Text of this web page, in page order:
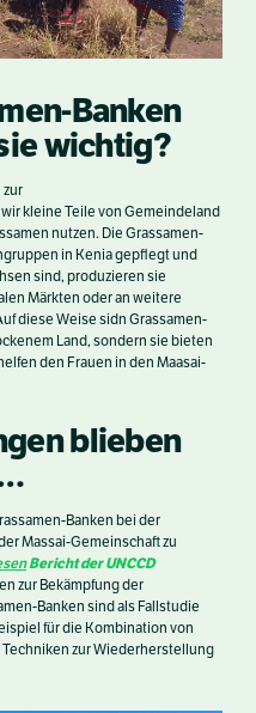
Banken
wichtig?
zur
kleine Teile von Gemeindeland
nutzen. Die Grassamen-
in Kenia gepflegt und
sind, produzieren sie
Märkten oder an weitere
diese Weise sidn Grassamen-
Land, sondern sie bieten
den Frauen in den Maasai-
blieben
Banken bei der
Massai-Gemeinschaft zu
Bericht der UNCCD
zur Bekämpfung der
Banken sind als Fallstudie
für die Kombination von
zur Wiederherstellung